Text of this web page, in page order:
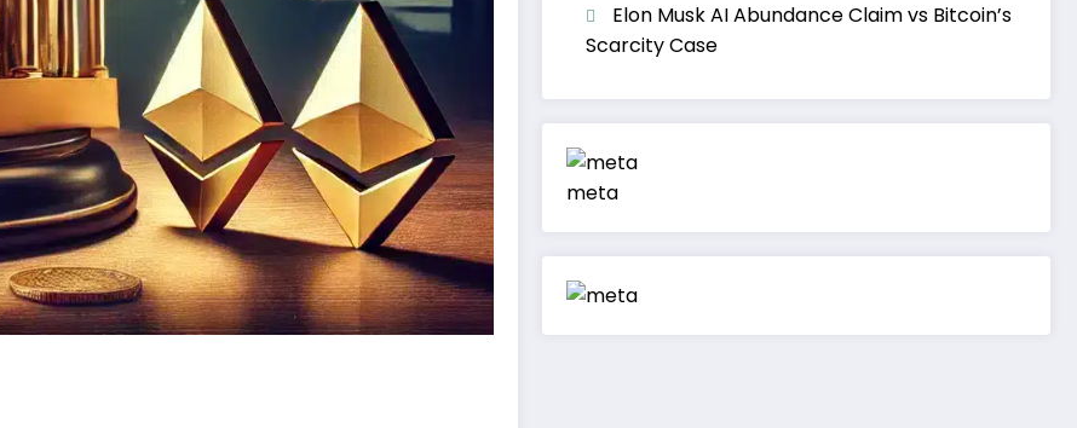
Elon Musk AI Abundance Claim vs Bitcoin’s
Scarcity Case
meta